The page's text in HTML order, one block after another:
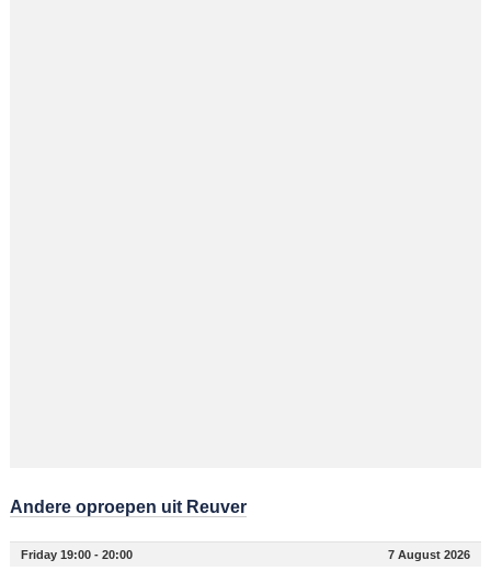
Andere oproepen uit Reuver
Friday 19:00 - 20:00 7 August 2026